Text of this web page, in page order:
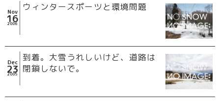
Nov
16
2006
ウィンタースポーツと環境問題
Dec
23
2005
到着。大雪うれしいけど、道路は
閉鎖しないで。